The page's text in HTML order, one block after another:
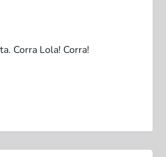
Corra Lola! Corra!